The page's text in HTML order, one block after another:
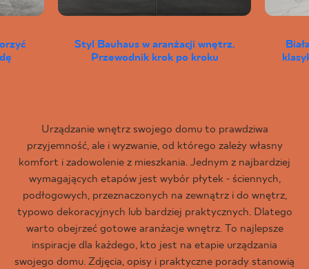
Styl Bauhaus w aranżacji wnętrz.
Przewodnik krok po kroku
Urządzanie wnętrz swojego domu to prawdziwa
przyjemność, ale i wyzwanie, od którego zależy własny
komfort i zadowolenie z mieszkania. Jednym z najbardziej
wymagających etapów jest wybór płytek - ściennych,
podłogowych, przeznaczonych na zewnątrz i do wnętrz,
typowo dekoracyjnych lub bardziej praktycznych. Dlatego
warto obejrzeć gotowe aranżacje wnętrz. To najlepsze
inspiracje dla każdego, kto jest na etapie urządzania
swojego domu. Zdjęcia, opisy i praktyczne porady stanowią